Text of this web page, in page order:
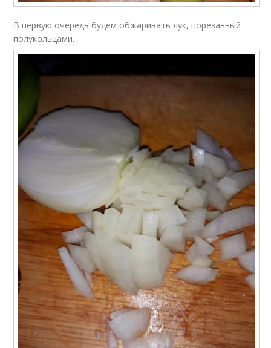
В первую очередь будем обжаривать лук, порезанный
полукольцами.